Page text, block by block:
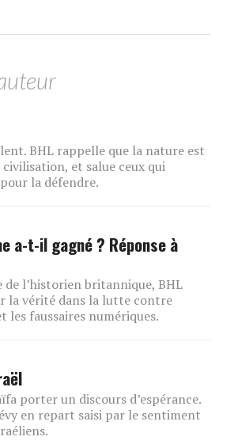
BHL rappelle que la nature est
et salue ceux qui
la défendre.
a-t-il gagné ? Réponse à
de l’historien britannique, BHL
la vérité dans la lutte contre
les faussaires numériques.
porter un discours d’espérance.
en repart saisi par le sentiment